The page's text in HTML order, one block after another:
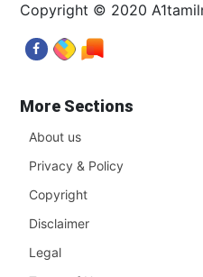
Copyright © 2020
More Sections
About us
Privacy & Policy
Copyright
Disclaimer
Legal